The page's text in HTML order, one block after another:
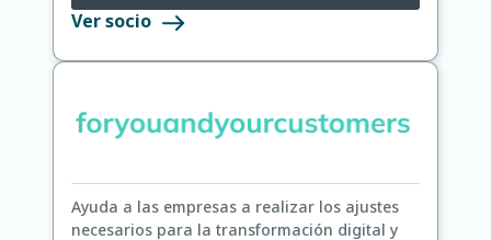
Ver socio
Ayuda a las empresas a realizar los ajustes
necesarios para la transformación digital y